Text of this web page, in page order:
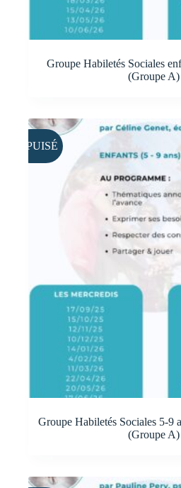
Groupe Habiletés Sociales
(Groupe A)
ÉPUISÉ
Groupe Habiletés Sociales 5-9
(Groupe A)